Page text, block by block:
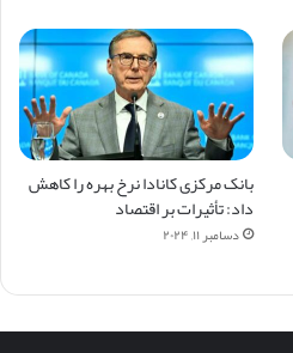
بانک مرکزی کانادا نرخ بهره را کاهش
داد: تأثیرات بر اقتصاد
دسامبر ۱۱, ۲۰۲۴